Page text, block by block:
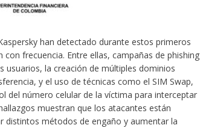
han detectado durante estos primeros
frecuencia. Entre ellas, campañas de phishing
usuarios, la creación de múltiples dominios
y el uso de técnicas como el SIM Swap,
del número celular de la víctima para interceptar
muestran que los atacantes están
distintos métodos de engaño y aumentar la